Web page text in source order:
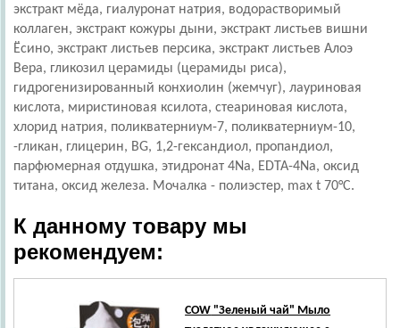
экстракт мёда, гиалуронат натрия, водорастворимый
коллаген, экстракт кожуры дыни, экстракт листьев вишни
Ёсино, экстракт листьев персика, экстракт листьев Алоэ
Вера, гликозил церамиды (церамиды риса),
гидрогенизированный конхиолин (жемчуг), лауриновая
кислота, миристиновая ксилота, стеариновая кислота,
хлорид натрия, поликватерниум-7, поликватерниум-10,
-гликан, глицерин, BG, 1,2-гександиол, пропандиол,
парфюмерная отдушка, этидронат 4Na, EDTA-4Na, оксид
титана, оксид железа. Мочалка - полиэстер, max t 70°C.
К данному товару мы
рекомендуем:
COW "Зеленый чай" Мыло